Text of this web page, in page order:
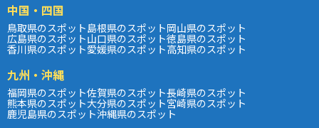
中国・四国
鳥取県のスポット島根県のスポット岡山県のスポット
広島県のスポット山口県のスポット徳島県のスポット
香川県のスポット愛媛県のスポット高知県のスポット
九州・沖縄
福岡県のスポット佐賀県のスポット長崎県のスポット
熊本県のスポット大分県のスポット宮崎県のスポット
鹿児島県のスポット沖縄県のスポット